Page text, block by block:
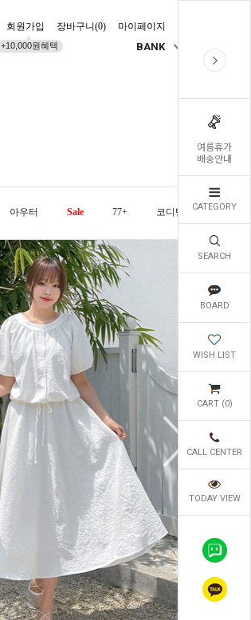
여름휴가
배송안내
CATEGORY
SEARCH
BOARD
WISH LIST
CART (0)
CALL CENTER
TODAY VIEW
회원가입
+10,000원혜택
장바구니(0) 마이페이지
BANK
아우터 Sale 77+ 코디템 오늘발송